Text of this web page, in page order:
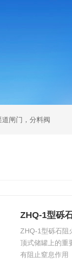
闸门，分料阀
ZHQ-1型砾
ZHQ-1型砾石阻
顶式储罐上的重
有阻止窒息作用